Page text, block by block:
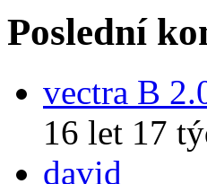
Poslední
vectra B
16 let 17
david